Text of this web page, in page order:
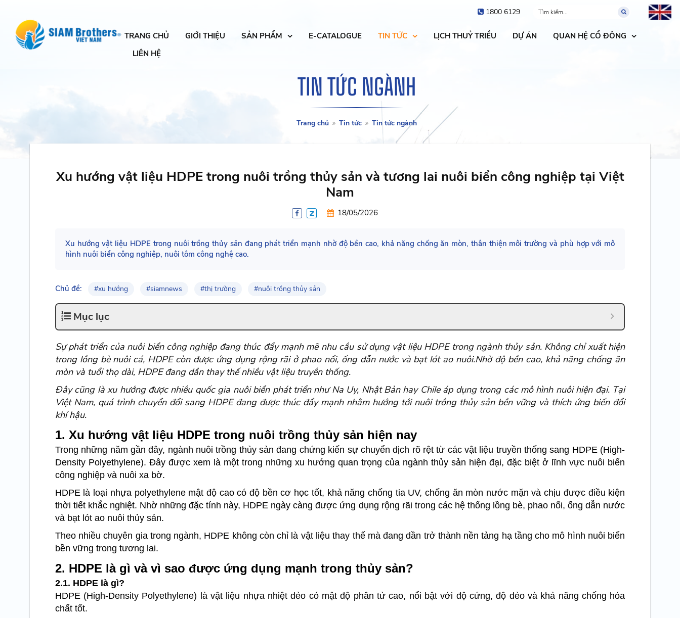
1800 6129
TRANG CHỦ GIỚI THIỆU SẢN PHẨM E-CATALOGUE TIN TỨC LỊCH THUỶ TRIỀU DỰ ÁN
QUAN HỆ CỔ ĐÔNG
LIÊN HỆ
TIN TỨC NGÀNH
Trang chủ Tin tức Tin tức ngành
Xu hướng vật liệu HDPE trong nuôi trồng thủy sản và tương lai nuôi biển công nghiệp tại Việt
Nam
18/05/2026
Xu hướng vật liệu HDPE trong nuôi trồng thủy sản đang phát triển mạnh nhờ độ bền cao, khả năng chống ăn mòn, thân thiện môi trường và phù hợp với mô
hình nuôi biển công nghiệp, nuôi tôm công nghệ cao.
Chủ đề: #xu hướng #siamnews #thị trường #nuôi trồng thủy sản
Mục lục
Sự phát triển của nuôi biển công nghiệp đang thúc đẩy mạnh mẽ nhu cầu sử dụng vật liệu HDPE trong ngành thủy sản. Không chỉ xuất hiện
trong lồng bè nuôi cá, HDPE còn được ứng dụng rộng rãi ở phao nổi, ống dẫn nước và bạt lót ao nuôi.Nhờ độ bền cao, khả năng chống ăn
mòn và tuổi thọ dài, HDPE đang dần thay thế nhiều vật liệu truyền thống.
Đây cũng là xu hướng được nhiều quốc gia nuôi biển phát triển như Na Uy, Nhật Bản hay Chile áp dụng trong các mô hình nuôi hiện đại. Tại
Việt Nam, quá trình chuyển đổi sang HDPE đang được thúc đẩy mạnh nhằm hướng tới nuôi trồng thủy sản bền vững và thích ứng biến đổi
khí hậu.
1. Xu hướng vật liệu HDPE trong nuôi trồng thủy sản hiện nay
Trong những năm gần đây, ngành nuôi trồng thủy sản đang chứng kiến sự chuyển dịch rõ rệt từ các vật liệu truyền thống sang HDPE (High-
Density Polyethylene). Đây được xem là một trong những xu hướng quan trọng của ngành thủy sản hiện đại, đặc biệt ở lĩnh vực nuôi biển
công nghiệp và nuôi xa bờ.
HDPE là loại nhựa polyethylene mật độ cao có độ bền cơ học tốt, khả năng chống tia UV, chống ăn mòn nước mặn và chịu được điều kiện
thời tiết khắc nghiệt. Nhờ những đặc tính này, HDPE ngày càng được ứng dụng rộng rãi trong các hệ thống lồng bè, phao nổi, ống dẫn nước
và bạt lót ao nuôi thủy sản.
Theo nhiều chuyên gia trong ngành, HDPE không còn chỉ là vật liệu thay thế mà đang dần trở thành nền tảng hạ tầng cho mô hình nuôi biển
bền vững trong tương lai.
2. HDPE là gì và vì sao được ứng dụng mạnh trong thủy sản?
2.1. HDPE là gì?
HDPE (High-Density Polyethylene) là vật liệu nhựa nhiệt dẻo có mật độ phân tử cao, nổi bật với độ cứng, độ dẻo và khả năng chống hóa
chất tốt.